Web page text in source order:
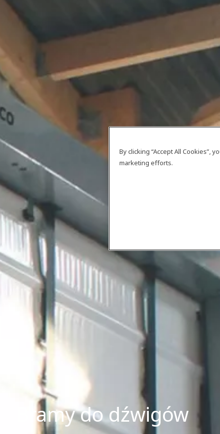
Bramy do dźwigów
By clicking “Accept All Cookies”,
marketing efforts.